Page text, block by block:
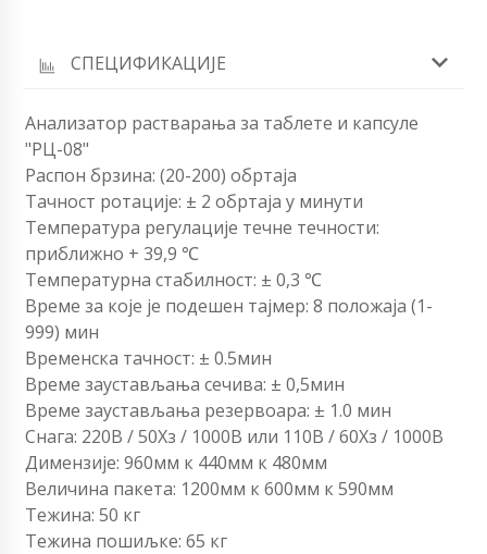
СПЕЦИФИКАЦИЈЕ
Анализатор растварања за таблете и капсуле
"РЦ-08"
Распон брзина: (20-200) обртаја
Тачност ротације: ± 2 обртаја у минути
Температура регулације течне течности:
приближно + 39,9 ℃
Температурна стабилност: ± 0,3 ℃
Време за које је подешен тајмер: 8 положаја (1-
999) мин
Временска тачност: ± 0.5мин
Време заустављања сечива: ± 0,5мин
Време заустављања резервоара: ± 1.0 мин
Снага: 220В / 50Хз / 1000В или 110В / 60Хз / 1000В
Димензије: 960мм к 440мм к 480мм
Величина пакета: 1200мм к 600мм к 590мм
Тежина: 50 кг
Тежина пошиљке: 65 кг